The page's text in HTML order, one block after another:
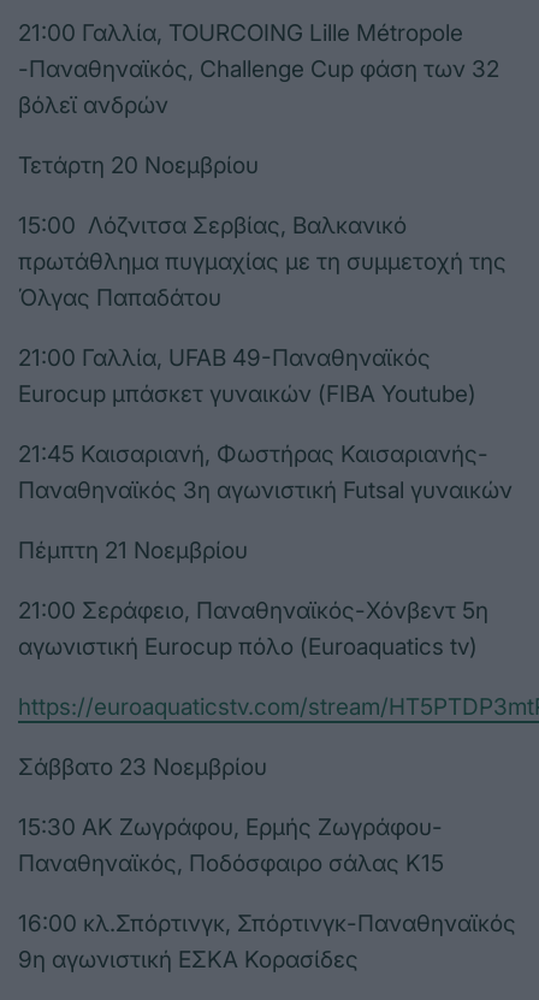
21:00 Γαλλία, TOURCOING Lille Métropole
-Παναθηναϊκός, Challenge Cup φάση των 32
βόλεϊ ανδρών
Τετάρτη 20 Νοεμβρίου
15:00 Λόζνιτσα Σερβίας, Βαλκανικό
πρωτάθλημα πυγμαχίας με τη συμμετοχή της
Όλγας Παπαδάτου
21:00 Γαλλία, UFAB 49-Παναθηναϊκός
Eurocup μπάσκετ γυναικών (FIBA Youtube)
21:45 Καισαριανή, Φωστήρας Καισαριανής-
Παναθηναϊκός 3η αγωνιστική Futsal γυναικών
Πέμπτη 21 Νοεμβρίου
21:00 Σεράφειο, Παναθηναϊκός-Χόνβεντ 5η
αγωνιστική Eurocup πόλο (Euroaquatics tv)
https://euroaquaticstv.com/stream/
Σάββατο 23 Νοεμβρίου
15:30 ΑΚ Ζωγράφου, Ερμής Ζωγράφου-
Παναθηναϊκός, Ποδόσφαιρο σάλας Κ15
16:00 κλ.Σπόρτινγκ, Σπόρτινγκ-Παναθηναϊκός
9η αγωνιστική ΕΣΚΑ Κορασίδες